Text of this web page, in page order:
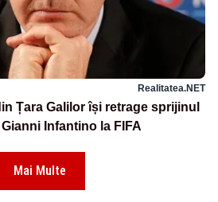
Realitatea.NET
Țara Galilor își retrage sprijinul
Infantino la FIFA
Mai Multe